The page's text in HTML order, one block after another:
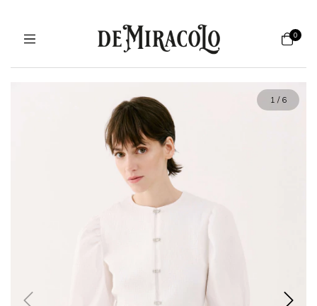
0
1 / 6